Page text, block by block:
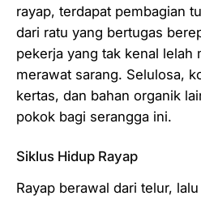
rayap, terdapat pembagian
dari ratu yang bertugas
pekerja yang tak kenal lelah
merawat sarang. Selulosa,
kertas, dan bahan organik
pokok bagi serangga ini.
Siklus Hidup Rayap
Rayap berawal dari telur,